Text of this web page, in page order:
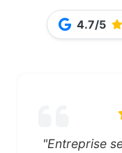
4.7/5
"Entreprise